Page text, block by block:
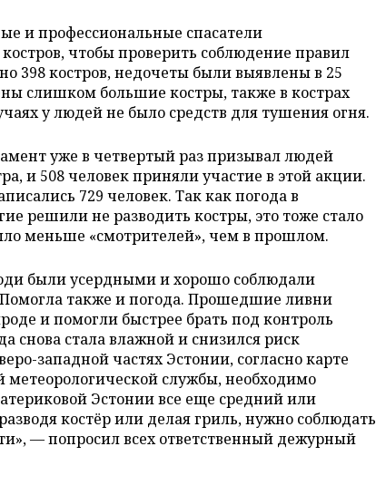
и профессиональные спасатели
чтобы проверить соблюдение правил
398 костров, недочеты были выявлены в 25
слишком большие костры, также в кострах
у людей не было средств для тушения огня.
уже в четвертый раз призывал людей
и 508 человек приняли участие в этой акции.
729 человек. Так как погода в
решили не разводить костры, это тоже стало
меньше «смотрителей», чем в прошлом.
были усердными и хорошо соблюдали
также и погода. Прошедшие ливни
и помогли быстрее брать под контроль
снова стала влажной и снизился риск
западной частях Эстонии, согласно карте
метеорологической службы, необходимо
Эстонии все еще средний или
костёр или делая гриль, нужно соблюдать
— попросил всех ответственный дежурный